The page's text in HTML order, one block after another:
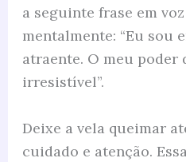
a seguinte frase em
mentalmente: “Eu sou
atraente. O meu poder
irresistível”.
Deixe a vela queimar
cuidado e atenção.